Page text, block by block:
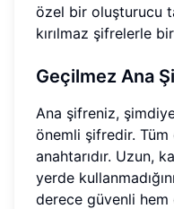
özel bir oluşturucu
kırılmaz şifrelerle
Geçilmez Ana
Ana şifreniz,
önemli şifredir. Tüm
anahtarıdır. Uzun,
yerde
derece güvenli hem